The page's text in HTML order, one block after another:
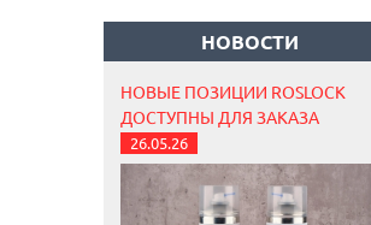
НОВОСТИ
НОВЫЕ ПОЗИЦИИ ROSLOCK
ДОСТУПНЫ ДЛЯ ЗАКАЗА
26.05.26